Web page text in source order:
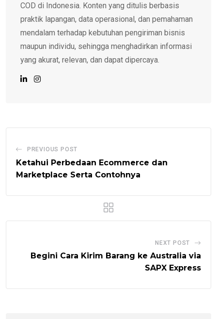
COD di Indonesia. Konten yang ditulis berbasis
praktik lapangan, data operasional, dan pemahaman
mendalam terhadap kebutuhan pengiriman bisnis
maupun individu, sehingga menghadirkan informasi
yang akurat, relevan, dan dapat dipercaya.
PREVIOUS POST
Ketahui Perbedaan Ecommerce dan
Marketplace Serta Contohnya
NEXT POST
Begini Cara Kirim Barang ke Australia via
SAPX Express